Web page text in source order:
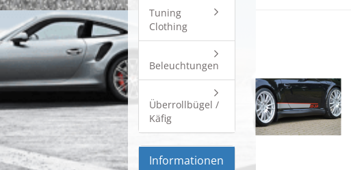
Tuning
Clothing
Beleuchtungen
Überrollbügel /
Käfig
Informationen